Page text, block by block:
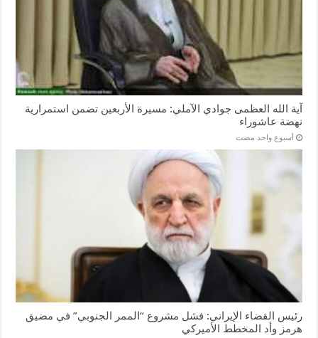
آية الله العظمى جوادي الآملي: مسيرة الأربعين تضمن استمرارية
نهضة عاشوراء
‏أسبوع واحد مضت
رئيس القضاء الإيراني: فشل مشروع “الممر الجنوبي” في مضيق
هرمز وأد المخطط الأميركي